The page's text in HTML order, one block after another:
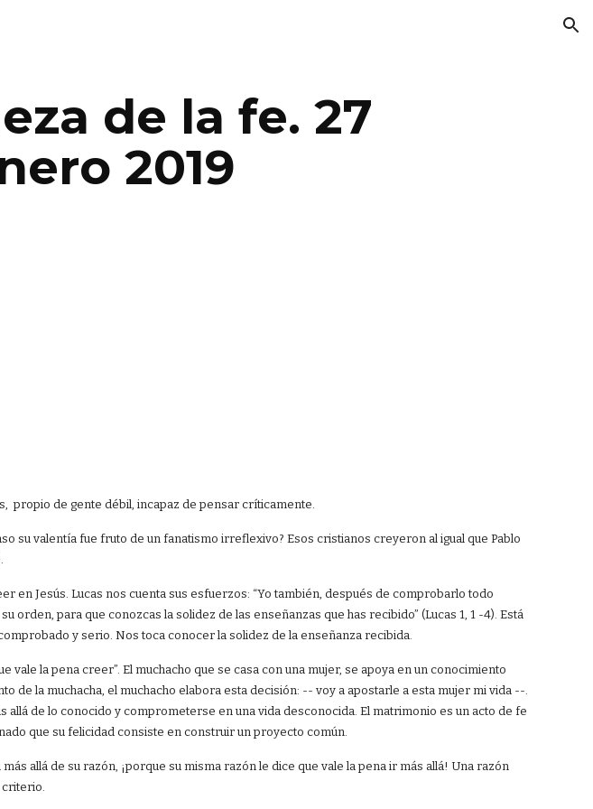
de la fe. 27
2019
propio de gente débil, incapaz de pensar críticamente.
su valentía fue fruto de un fanatismo irreflexivo? Esos cristianos creyeron al igual que Pablo
en Jesús. Lucas nos cuenta sus esfuerzos: “Yo también, después de comprobarlo todo
para que conozcas la solidez de las enseñanzas que has recibido” (Lucas 1, 1 -4). Está
y serio. Nos toca conocer la solidez de la enseñanza recibida.
vale la pena creer”. El muchacho que se casa con una mujer, se apoya en un conocimiento
de la muchacha, el muchacho elabora esta decisión: -- voy a apostarle a esta mujer mi vida --.
allá de lo conocido y comprometerse en una vida desconocida. El matrimonio es un acto de fe
que su felicidad consiste en construir un proyecto común.
allá de su razón, ¡porque su misma razón le dice que vale la pena ir más allá! Una razón
criterio.